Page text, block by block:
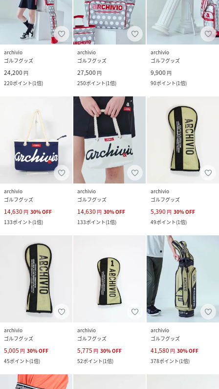
archivio
ゴルフグッズ
24,200 円
220ポイント(1倍)
archivio
ゴルフグッズ
27,500 円
250ポイント(1倍)
archivio
ゴルフグッズ
9,900 円
90ポイント(1倍)
archivio
ゴルフグッズ
14,630 円 30%OFF
133ポイント(1倍)
archivio
ゴルフグッズ
14,630 円 30%OFF
133ポイント(1倍)
archivio
ゴルフグッズ
5,390 円 30%OFF
49ポイント(1倍)
archivio
ゴルフグッズ
5,005 円 30%OFF
45ポイント(1倍)
archivio
ゴルフグッズ
5,775 円 30%OFF
52ポイント(1倍)
archivio
ゴルフグッズ
41,580 円 30%OFF
378ポイント(1倍)